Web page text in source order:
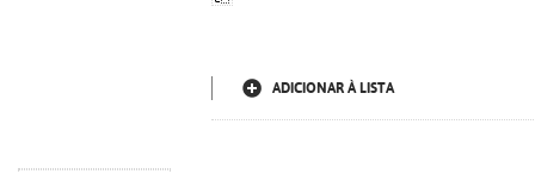
ADICIONAR À LISTA